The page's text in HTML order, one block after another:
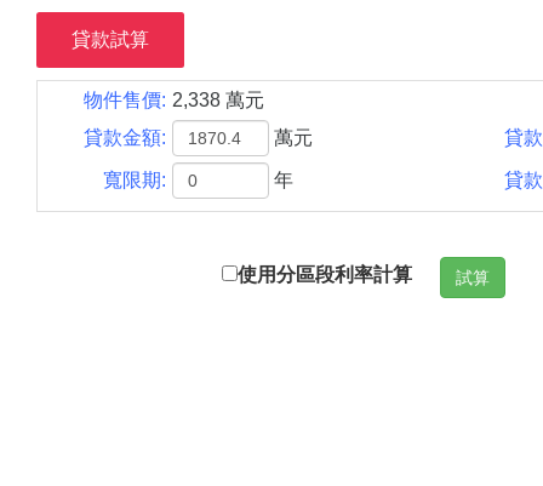
貸款試算
物件售價: 2,338 萬元
貸款金額:
萬元 貸
寬限期: 年 貸
使用分區段利率計算 試算